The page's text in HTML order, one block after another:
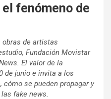
fenómeno de
de artistas
Fundación Movistar
El valor de la
de junio e invita a los
se pueden propagar y
fake news.